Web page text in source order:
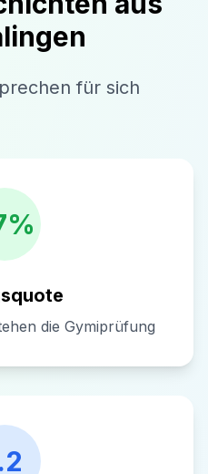
für sich
die Gymiprüfung